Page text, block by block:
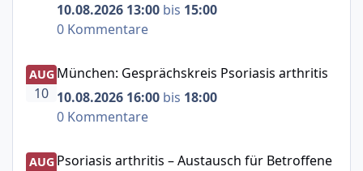
10.08.2026 13:00 bis 15:00
0 Kommentare
München: Gesprächskreis Psoriasis arthritis
AUG
10
München: Gesprächskreis Psoriasis arthritis
10.08.2026 16:00 bis 18:00
0 Kommentare
Psoriasis arthritis – Austausch für Betroffene
AUG Psoriasis arthritis – Austausch für Betroffene